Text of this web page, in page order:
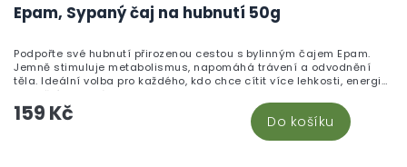
Epam, Sypaný čaj na hubnutí 50g
159 Kč Do košíku
Podpořte své hubnutí přirozenou cestou s bylinným čajem Epam.
Jemně stimuluje metabolismus, napomáhá trávení a odvodnění
těla. Ideální volba pro každého, kdo chce cítit více lehkosti, energie
a vnitřní rovnováhy.